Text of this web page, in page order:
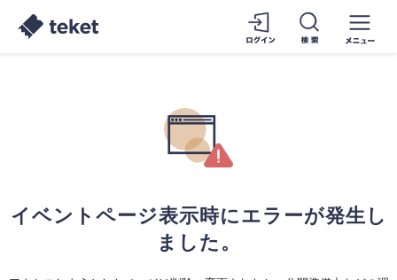
イベントページ表示時にエラーが発生し
ました。